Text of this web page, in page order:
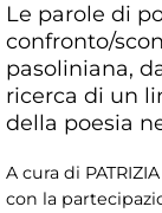
Le parole di
confronto/
pasoliniana,
ricerca di un
della poesia
A cura di
con la